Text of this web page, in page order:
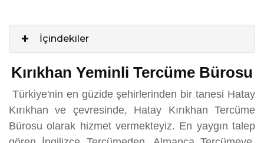
İçindekiler
Kırıkhan Yeminli Tercüme Bürosu
Türkiye'nin en güzide şehirlerinden bir tanesi Hatay
Kırıkhan ve çevresinde, Hatay Kırıkhan Tercüme
Bürosu olarak hizmet vermekteyiz. En yaygın talep